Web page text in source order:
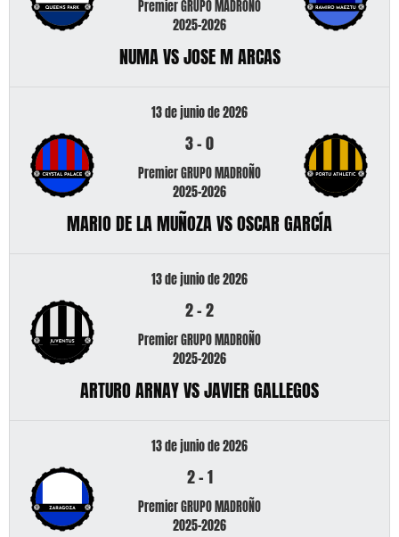
Premier GRUPO MADROÑO
2025-2026
NUMA VS JOSE M ARCAS
13 de junio de 2026
3-0
Premier GRUPO MADROÑO
2025-2026
MARIO DE LA MUÑOZA VS OSCAR GARCÍA
13 de junio de 2026
2-2
Premier GRUPO MADROÑO
2025-2026
ARTURO ARNAY VS JAVIER GALLEGOS
13 de junio de 2026
2-1
Premier GRUPO MADROÑO
2025-2026